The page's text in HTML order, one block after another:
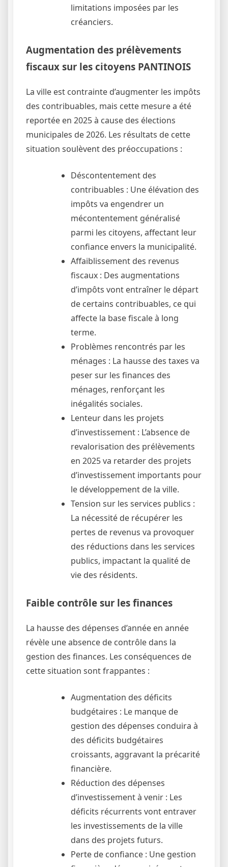
limitations imposées par les
créanciers.
Augmentation des prélèvements
fiscaux sur les citoyens PANTINOIS
La ville est contrainte d’augmenter les impôts
des contribuables, mais cette mesure a été
reportée en 2025 à cause des élections
municipales de 2026. Les résultats de cette
situation soulèvent des préoccupations :
Déscontentement des
contribuables : Une élévation des
impôts va engendrer un
mécontentement généralisé
parmi les citoyens, affectant leur
confiance envers la municipalité.
Affaiblissement des revenus
fiscaux : Des augmentations
d’impôts vont entraîner le départ
de certains contribuables, ce qui
affecte la base fiscale à long
terme.
Problèmes rencontrés par les
ménages : La hausse des taxes va
peser sur les finances des
ménages, renforçant les
inégalités sociales.
Lenteur dans les projets
d’investissement : L’absence de
revalorisation des prélèvements
en 2025 va retarder des projets
d’investissement importants pour
le développement de la ville.
Tension sur les services publics :
La nécessité de récupérer les
pertes de revenus va provoquer
des réductions dans les services
publics, impactant la qualité de
vie des résidents.
Faible contrôle sur les finances
La hausse des dépenses d’année en année
révèle une absence de contrôle dans la
gestion des finances. Les conséquences de
cette situation sont frappantes :
Augmentation des déficits
budgétaires : Le manque de
gestion des dépenses conduira à
des déficits budgétaires
croissants, aggravant la précarité
financière.
Réduction des dépenses
d’investissement à venir : Les
déficits récurrents vont entraver
les investissements de la ville
dans des projets futurs.
Perte de confiance : Une gestion